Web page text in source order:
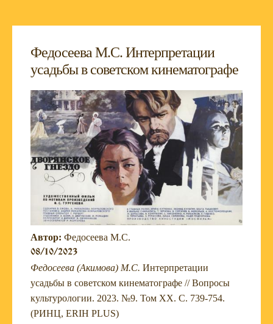
Федосеева М.С. Интерпретации
усадьбы в советском кинематографе
Автор: Федосеева М.С.
08/10/2023
Федосеева (Акимова) М.С. Интерпретации
усадьбы в советском кинематографе // Вопросы
культурологии. 2023. №9. Том XX. С. 739-754.
(РИНЦ, ERIH PLUS)